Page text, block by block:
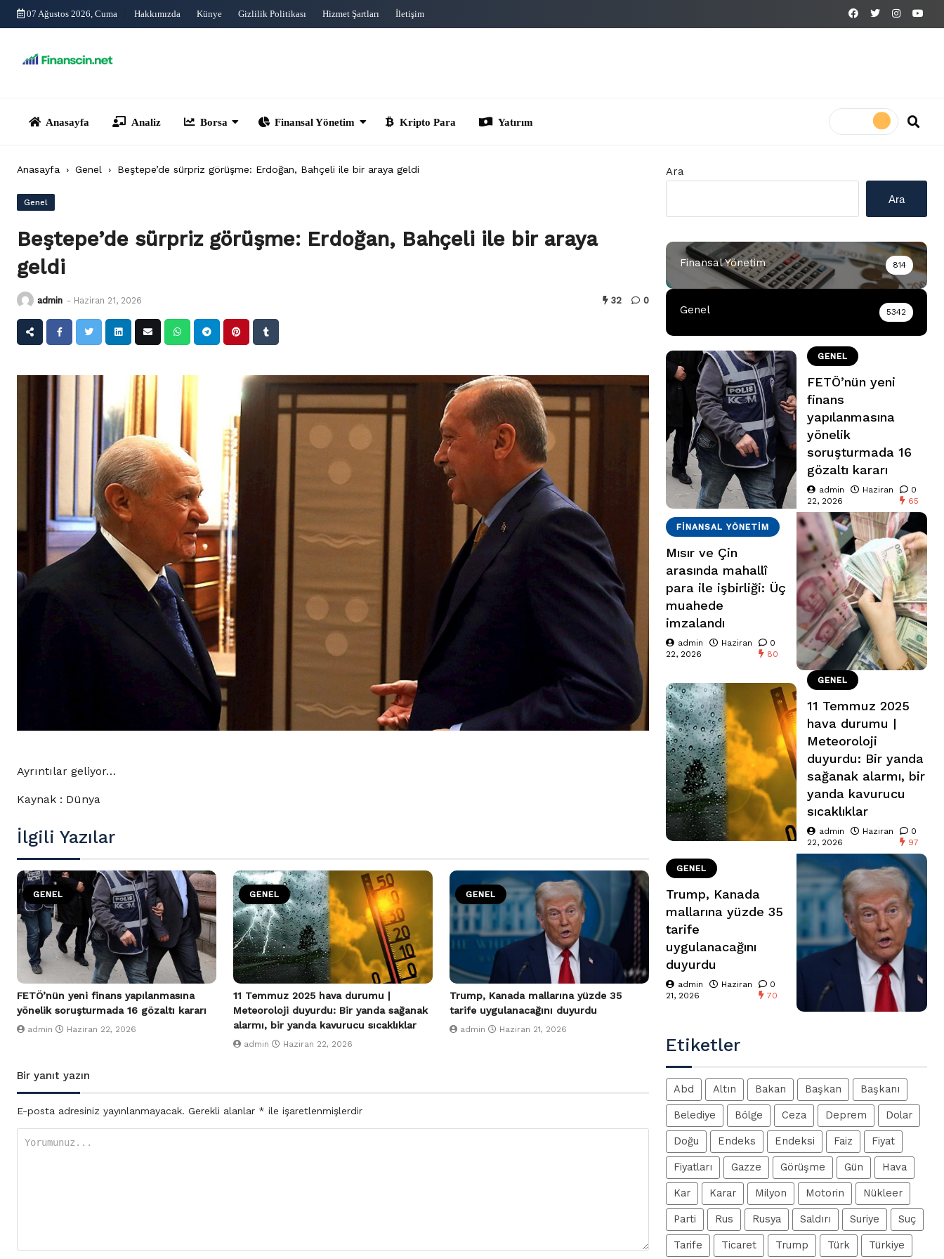
Skip
07 Ağustos 2026, Cuma Hakkımızda Künye Gizlilik Politikası Hizmet Şartları İletişim
Anasayfa › Genel › Beştepe’de sürpriz görüşme: Erdoğan, Bahçeli ile bir araya geldi
Genel
Beştepe’de sürpriz görüşme: Erdoğan, Bahçeli ile bir araya
geldi
admin - Haziran 21, 2026 32 0
Ayrıntılar geliyor…
Kaynak : Dünya
İlgili Yazılar
GENEL
FETÖ’nün yeni finans yapılanmasına
yönelik soruşturmada 16 gözaltı kararı
admin Haziran 22, 2026
GENEL
11 Temmuz 2025 hava durumu |
Meteoroloji duyurdu: Bir yanda sağanak
alarmı, bir yanda kavurucu sıcaklıklar
admin Haziran 22, 2026
GENEL
Trump, Kanada mallarına yüzde 35
tarife uygulanacağını duyurdu
admin Haziran 21, 2026
Bir yanıt yazın
E-posta adresiniz yayınlanmayacak. Gerekli alanlar * ile işaretlenmişlerdir
Ara
Ara
Finansal Yönetim 814
Genel 5342
GENEL
FETÖ’nün yeni
finans
yapılanmasına
yönelik
soruşturmada 16
gözaltı kararı
admin
Haziran
22, 2026
0
65
FINANSAL YÖNETIM
Mısır ve Çin
arasında mahallî
para ile işbirliği: Üç
muahede
imzalandı
admin
Haziran
22, 2026
0
80
GENEL
11 Temmuz 2025
hava durumu |
Meteoroloji
duyurdu: Bir yanda
sağanak alarmı, bir
yanda kavurucu
sıcaklıklar
admin
Haziran
22, 2026
0
97
GENEL
Trump, Kanada
mallarına yüzde 35
tarife
uygulanacağını
duyurdu
admin
Haziran
21, 2026
0
70
Etiketler
Abd Altın Bakan Başkan Başkanı
Belediye Bölge Ceza Deprem Dolar
Doğu Endeks Endeksi Faiz Fiyat
Fiyatları Gazze Görüşme Gün Hava
Kar Karar Milyon Motorin Nükleer
Parti Rus Rusya Saldırı Suriye Suç
Tarife Ticaret Trump Türk Türkiye